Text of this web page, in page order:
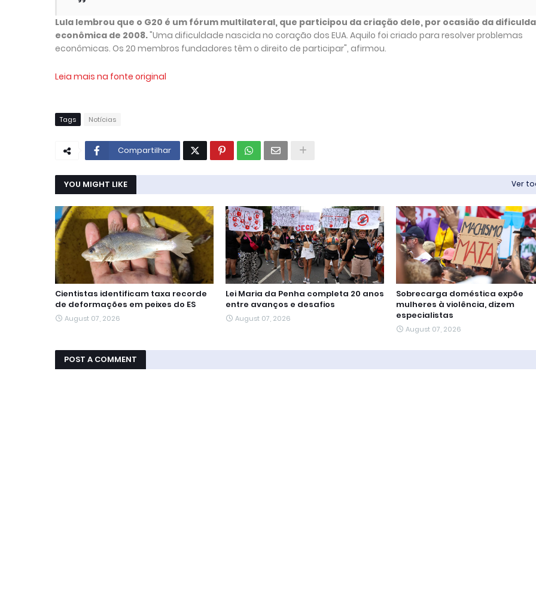
Lula lembrou que o G20 é um fórum multilateral, que participou da criação dele, por ocasião da
econômica de 2008."Uma dificuldade nascida no coração dos EUA. Aquilo foi criado para resolver problemas
econômicas. Os 20 membros fundadores têm o direito de participar", afirmou.
Leia mais na fonte original
Tags Notícias
Compartilhar
YOU MIGHT LIKE Ver
Cientistas identificam taxa recorde
de deformações em peixes do ES
August 07, 2026
Lei Maria da Penha completa 20 anos
entre avanços e desafios
August 07, 2026
Sobrecarga doméstica expõe
mulheres à violência, dizem
especialistas
August 07, 2026
POST A COMMENT